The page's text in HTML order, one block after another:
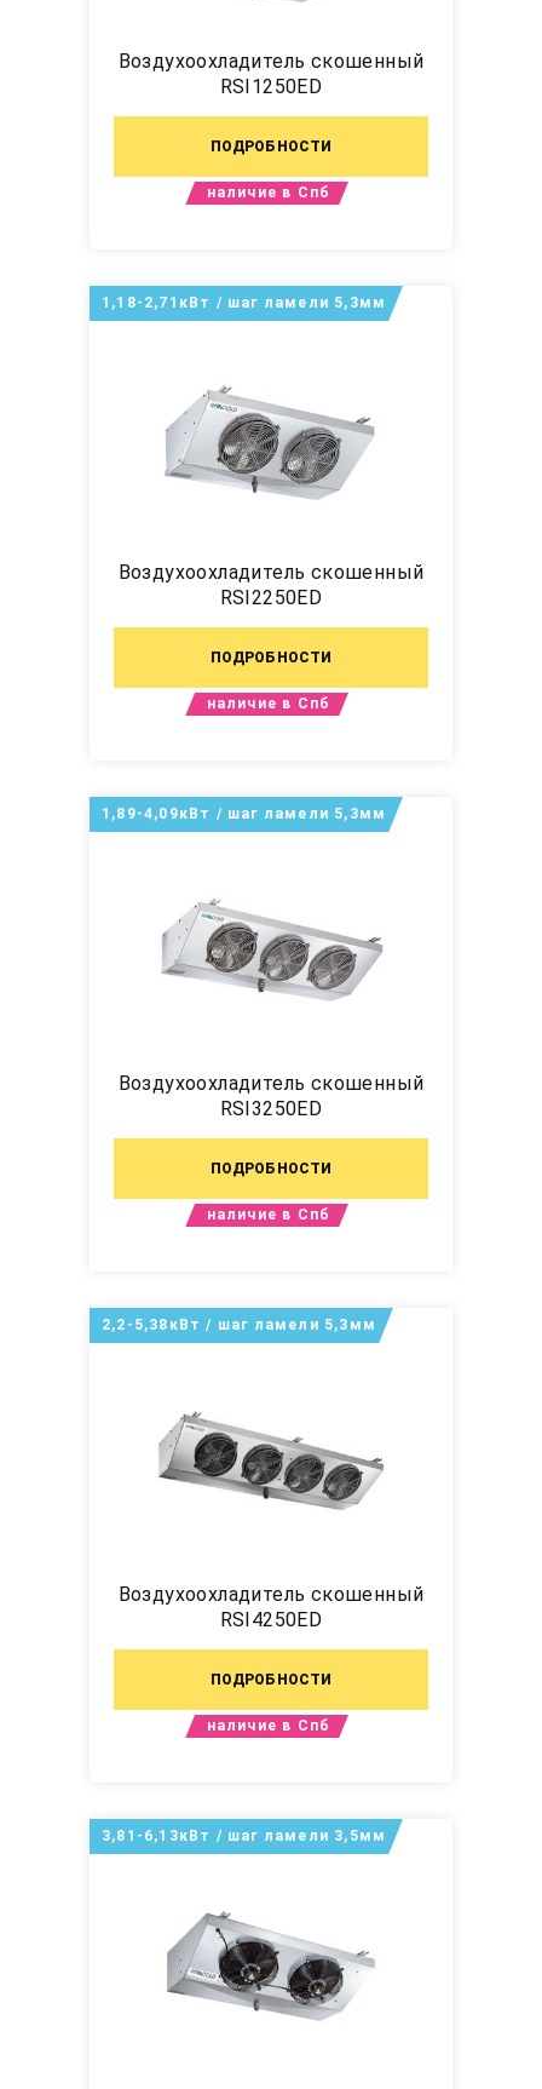
Воздухоохладитель скошенный
RSI1250ED
ПОДРОБНОСТИ
наличие в Спб
Воздухоохладитель скошенный
RSI2250ED
ПОДРОБНОСТИ
1,18-2,71кВт / шаг ламели 5,3мм
наличие в Спб
Воздухоохладитель скошенный
RSI3250ED
ПОДРОБНОСТИ
1,89-4,09кВт / шаг ламели 5,3мм
наличие в Спб
Воздухоохладитель скошенный
RSI4250ED
ПОДРОБНОСТИ
2,2-5,38кВт / шаг ламели 5,3мм
наличие в Спб
3,81-6,13кВт / шаг ламели 3,5мм